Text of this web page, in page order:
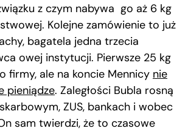
z czym nabywa go aż 6 kg
Kolejne zamówienie to już
bagatela jedna trzecia
owej instytucji. Pierwsze 25 kg
firmy, ale na koncie Mennicy nie
pieniądze. Zaległości Bubla rosną
ZUS, bankach i wobec
sam twierdzi, że to czasowe